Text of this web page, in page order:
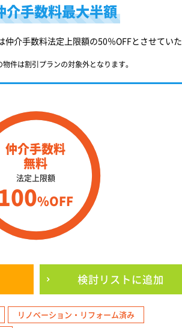
介手数料最大半額
介手数料法定上限額の50％OFFとさせていた
件は割引プランの対象外となります。
仲介手数料
無料
法定上限額
%OFF
検討リストに追加
リノベーション・リフォーム済み